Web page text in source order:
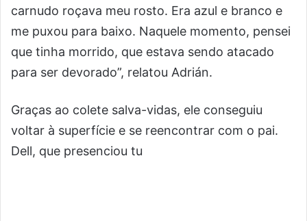
carnudo roçava meu rosto. Era azul e branco e
me puxou para baixo. Naquele momento, pensei
que tinha morrido, que estava sendo atacado
para ser devorado”, relatou Adrián.
Graças ao colete salva-vidas, ele conseguiu
voltar à superfície e se reencontrar com o pai.
Dell, que presenciou tu